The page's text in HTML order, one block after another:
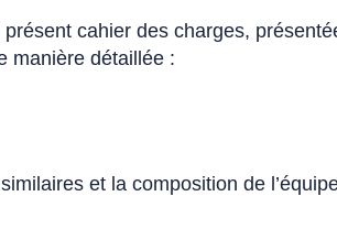
cahier des charges,
manière détaillée :
et la composition de